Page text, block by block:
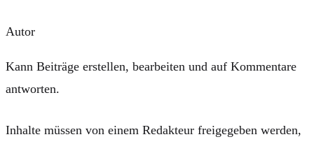
Autor
Kann Beiträge erstellen, bearbeiten und auf Kommentare
antworten.
Inhalte müssen von einem Redakteur freigegeben werden,